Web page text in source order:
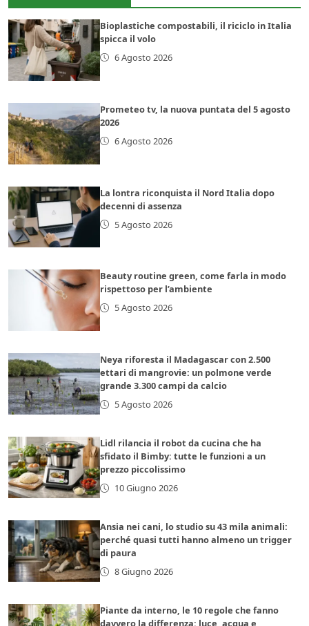
Bioplastiche compostabili, il riciclo in Italia
spicca il volo
6 Agosto 2026
Prometeo tv, la nuova puntata del 5 agosto
2026
6 Agosto 2026
La lontra riconquista il Nord Italia dopo
decenni di assenza
5 Agosto 2026
Beauty routine green, come farla in modo
rispettoso per l’ambiente
5 Agosto 2026
Neya riforesta il Madagascar con 2.500
ettari di mangrovie: un polmone verde
grande 3.300 campi da calcio
5 Agosto 2026
Lidl rilancia il robot da cucina che ha
sfidato il Bimby: tutte le funzioni a un
prezzo piccolissimo
10 Giugno 2026
Ansia nei cani, lo studio su 43 mila animali:
perché quasi tutti hanno almeno un trigger
di paura
8 Giugno 2026
Piante da interno, le 10 regole che fanno
davvero la differenza: luce, acqua e